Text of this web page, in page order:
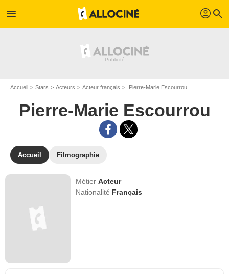
menu profil search
Accueil Stars Acteurs Acteur français Pierre-Marie Escourrou
Pierre-Marie Escourrou
Accueil Filmographie
MétierActeur
Nationalité Français